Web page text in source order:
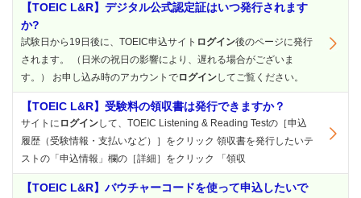
【TOEIC L&R】デジタル公式認定証はいつ発行されます
か?
試験日から19日後に、TOEIC申込サイト ログイン後のページに発行
されます。 （日米の祝日の影響により、遅れる場合がございま
す。） お申し込み時のアカウントでログインしてご覧ください。
【TOEIC L&R】受験料の領収書は発行できますか？
サイトに ログインして、TOEIC Listening & Reading Testの［申込
履歴（受験情報・支払いなど）］をクリック 領収書を発行したいテ
ストの「申込情報」欄の［詳細］をクリック 「領収
【TOEIC L&R】バウチャーコードを使って申込したいで